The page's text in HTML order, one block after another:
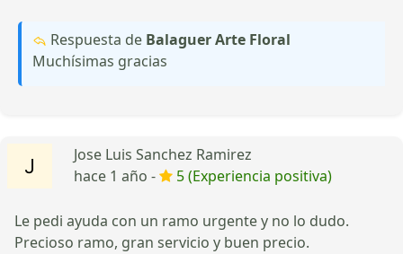
Respuesta de Balaguer Arte Floral
Muchísimas gracias
Jose Luis Sanchez Ramirez
hace 1 año -
5 (Experiencia positiva)
Le pedi ayuda con un ramo urgente y no lo dudo.
Precioso ramo, gran servicio y buen precio.